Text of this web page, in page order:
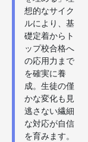
想的なサイク
ルにより、基
礎定着からト
ップ校合格へ
の応用力まで
を確実に養
成。生徒の僅
かな変化も見
逃さない繊細
な対応が自信
を育みます。